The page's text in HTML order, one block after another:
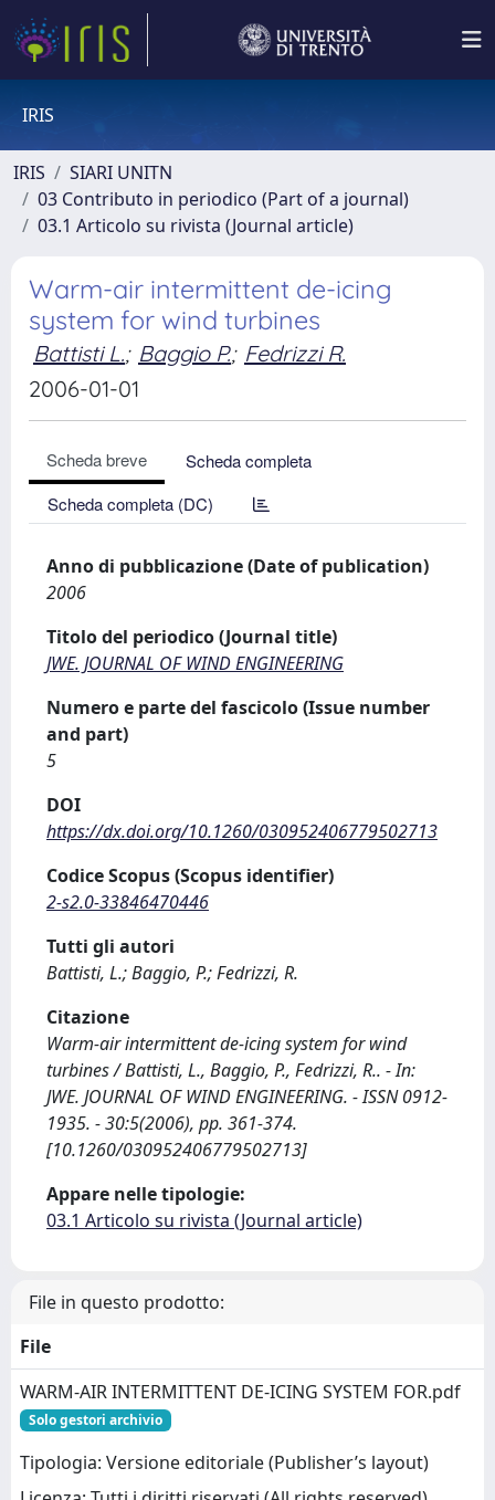
IRIS
IRIS
SIARI UNITN
03 Contributo in periodico (Part of a journal)
03.1 Articolo su rivista (Journal article)
Warm-air intermittent de-icing
system for wind turbines
Battisti L.; Baggio P.; Fedrizzi R.
2006-01-01
Scheda breve
Scheda completa
Scheda completa (DC)
Anno di pubblicazione (Date of publication)
2006
Titolo del periodico (Journal title)
JWE. JOURNAL OF WIND ENGINEERING
Numero e parte del fascicolo (Issue number
and part)
5
DOI
https://dx.doi.org/10.1260/030952406779502713
Codice Scopus (Scopus identifier)
2-s2.0-33846470446
Tutti gli autori
Battisti, L.; Baggio, P.; Fedrizzi, R.
Citazione
Warm-air intermittent de-icing system for wind
turbines / Battisti, L., Baggio, P., Fedrizzi, R.. - In:
JWE. JOURNAL OF WIND ENGINEERING. - ISSN 0912-
1935. - 30:5(2006), pp. 361-374.
[10.1260/030952406779502713]
Appare nelle tipologie:
03.1 Articolo su rivista (Journal article)
File in questo prodotto:
File
WARM-AIR INTERMITTENT DE-ICING SYSTEM FOR.pdf
Solo gestori archivio
Tipologia: Versione editoriale (Publisher’s layout)